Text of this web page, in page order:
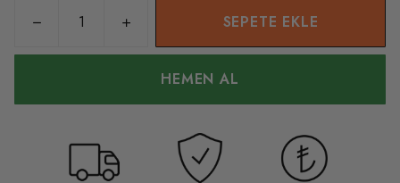
SEPETE EKLE
HEMEN AL